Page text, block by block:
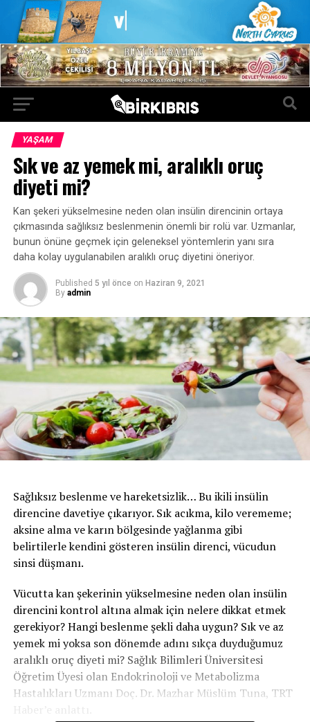
YAŞAM
Sık ve az yemek mi, aralıklı oruç
diyeti mi?
Kan şekeri yükselmesine neden olan insülin direncinin ortaya
çıkmasında sağlıksız beslenmenin önemli bir rolü var. Uzmanlar,
bunun önüne geçmek için geleneksel yöntemlerin yanı sıra
daha kolay uygulanabilen aralıklı oruç diyetini öneriyor.
Published 5 yıl önce on Haziran 9, 2021
By admin
Sağlıksız beslenme ve hareketsizlik… Bu ikili insülin
direncine davetiye çıkarıyor. Sık acıkma, kilo verememe;
aksine alma ve karın bölgesinde yağlanma gibi
belirtilerle kendini gösteren insülin direnci, vücudun
sinsi düşmanı.
Vücutta kan şekerinin yükselmesine neden olan insülin
direncini kontrol altına almak için nelere dikkat etmek
gerekiyor? Hangi beslenme şekli daha uygun? Sık ve az
yemek mi yoksa son dönemde adını sıkça duyduğumuz
aralıklı oruç diyeti mi? Sağlık Bilimleri Üniversitesi
Öğretim Üyesi olan Endokrinoloji ve Metabolizma
Hastalıkları Uzmanı Doç. Dr. Mazhar Müslüm Tuna, TRT